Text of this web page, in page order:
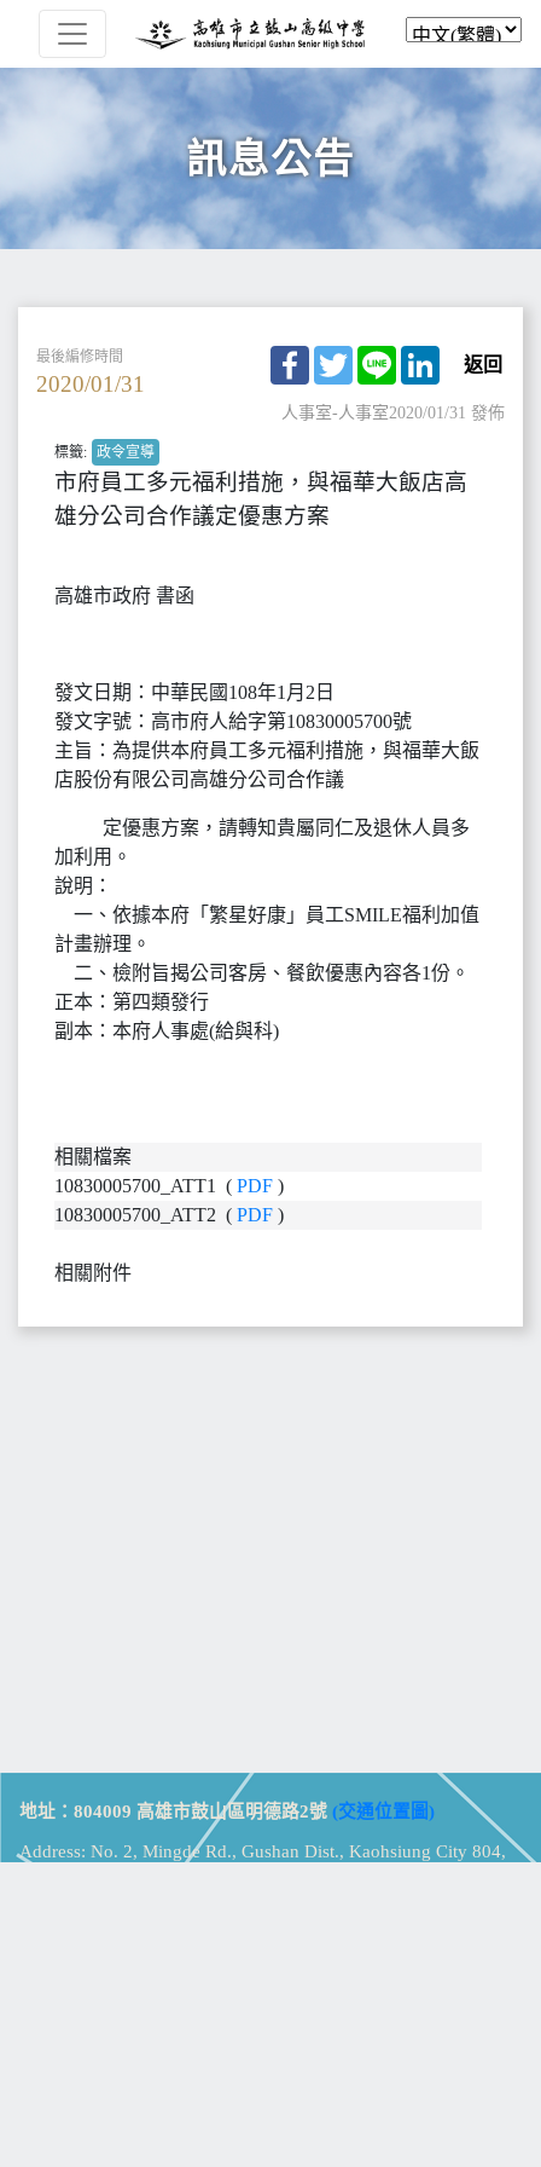
訊息公告
最後編修時間
2020/01/31
Facebook
TwitterLine LinkedIn
返回
人事室-人事室2020/01/31 發佈
標籤: 政令宣導
市府員工多元福利措施，與福華大飯店高
雄分公司合作議定優惠方案
高雄市政府 書函
發文日期：中華民國108年1月2日
發文字號：高市府人給字第10830005700號
主旨：為提供本府員工多元福利措施，與福華大飯
店股份有限公司高雄分公司合作議
定優惠方案，請轉知貴屬同仁及退休人員多
加利用。
說明：
一、依據本府「繁星好康」員工SMILE福利加值
計畫辦理。
二、檢附旨揭公司客房、餐飲優惠內容各1份。
正本：第四類發行
副本：本府人事處(給與科)
相關檔案
10830005700_ATT1 ( PDF )
10830005700_ATT2 ( PDF )
相關附件
地址：804009 高雄市鼓山區明德路2號 (交通位置圖)
Address: No. 2, Mingde Rd., Gushan Dist., Kaohsiung City 804,